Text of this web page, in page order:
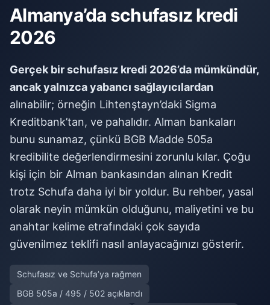
Almanya’da schufasız kredi
2026
Gerçek bir schufasız kredi 2026’da mümkündür,
ancak yalnızca yabancı sağlayıcılardan
alınabilir; örneğin Lihtenştayn’daki Sigma
Kreditbank’tan, ve pahalıdır. Alman bankaları
bunu sunamaz, çünkü BGB Madde 505a
kredibilite değerlendirmesini zorunlu kılar. Çoğu
kişi için bir Alman bankasından alınan Kredit
trotz Schufa daha iyi bir yoldur. Bu rehber, yasal
olarak neyin mümkün olduğunu, maliyetini ve bu
anahtar kelime etrafındaki çok sayıda
güvenilmez teklifi nasıl anlayacağınızı gösterir.
Schufasız ve Schufa’ya rağmen
BGB 505a / 495 / 502 açıklandı